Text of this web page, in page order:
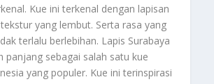
Kue ini terkenal dengan lapisan
yang lembut. Serta rasa yang
terlalu berlebihan. Lapis Surabaya
panjang sebagai salah satu kue
yang populer. Kue ini terinspirasi